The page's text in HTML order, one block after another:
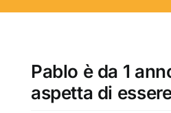
HOME
SMARRITI O DA ADOTTARE
Pablo è da 1
aspetta di